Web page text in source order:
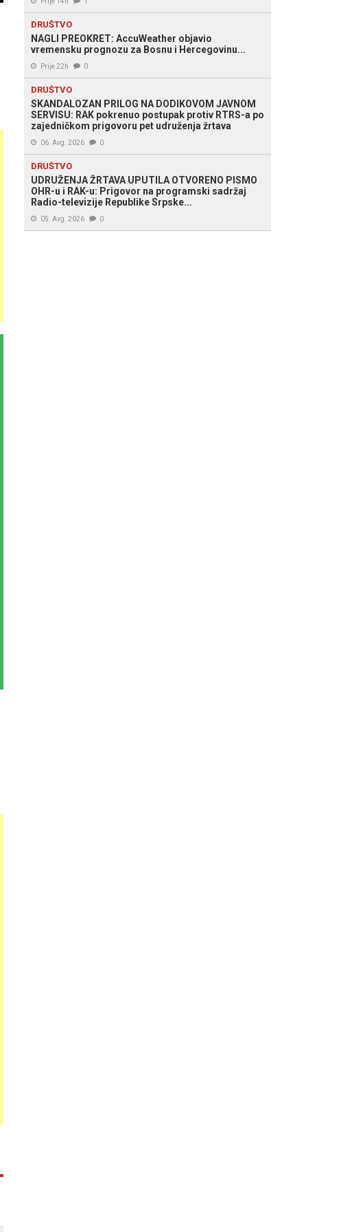
DRUŠTVO
NAGLI PREOKRET: AccuWeather objavio
vremensku prognozu za Bosnu i Hercegovinu...
Prije 22h 0
DRUŠTVO
SKANDALOZAN PRILOG NA DODIKOVOM JAVNOM
SERVISU: RAK pokrenuo postupak protiv RTRS-a po
zajedničkom prigovoru pet udruženja žrtava
06. Avg. 2026 0
DRUŠTVO
UDRUŽENJA ŽRTAVA UPUTILA OTVORENO PISMO
OHR-u i RAK-u: Prigovor na programski sadržaj
Radio-televizije Republike Srpske...
05. Avg. 2026 0